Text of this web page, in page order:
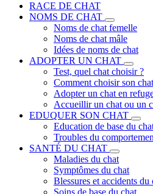
RACE DE CHAT
NOMS DE CHAT
Noms de chat femelle
Noms de chat mâle
Idées de noms de chat
ADOPTER UN CHAT
Test, quel chat choisir ?
Comment choisir son
Adopter un chat en
Accueillir un chat ou un
EDUQUER SON CHAT
Education de base du
Troubles du
SANTÉ DU CHAT
Maladies du chat
Symptômes du chat
Blessures et accidents du
Soins de base du chat